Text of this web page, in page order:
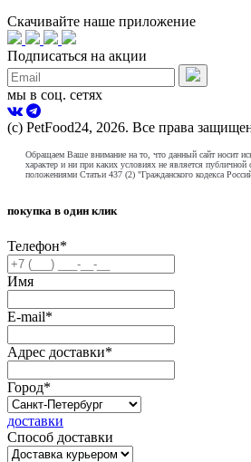
Скачивайте наше приложение
Подписаться на акции
мы в соц. сетях
(с) PetFood24, 2026. Все права
Обращаем Ваше внимание на то, что данный сайт носит
характер и ни при каких условиях не является публичной
положениями Статьи 437 (2) "Гражданского кодекса
покупка в один клик
Телефон*
Имя
E-mail*
Адрес доставки*
Город*
доставки
Способ доставки